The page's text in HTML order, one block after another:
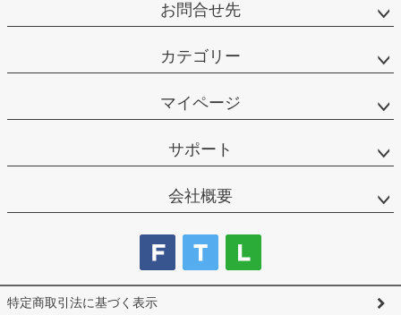
お問合せ先
カテゴリー
マイページ
サポート
会社概要
特定商取引法に基づく表示